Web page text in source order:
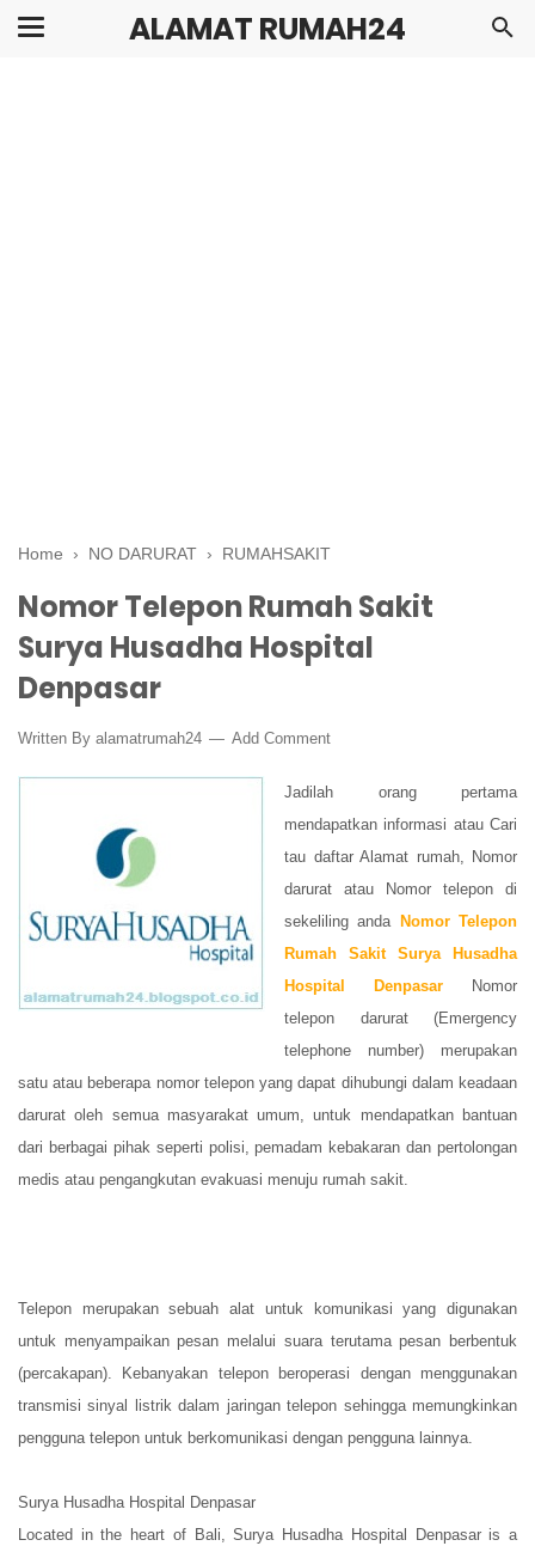
ALAMAT RUMAH24
Home › NO DARURAT › RUMAHSAKIT
Nomor Telepon Rumah Sakit
Surya Husadha Hospital
Denpasar
Written By alamatrumah24 Add Comment
Jadilah orang pertama
mendapatkan informasi atau Cari
tau daftar Alamat rumah, Nomor
darurat atau Nomor telepon di
sekeliling anda
Nomor Telepon
Rumah Sakit Surya Husadha
Hospital Denpasar Nomor
telepon darurat (Emergency
telephone number) merupakan
satu atau beberapa nomor telepon yang dapat dihubungi dalam keadaan
darurat oleh semua masyarakat umum, untuk mendapatkan bantuan
dari berbagai pihak seperti polisi, pemadam kebakaran dan pertolongan
medis atau pengangkutan evakuasi menuju rumah sakit.
Telepon merupakan sebuah alat untuk komunikasi yang digunakan
untuk menyampaikan pesan melalui suara terutama pesan berbentuk
(percakapan). Kebanyakan telepon beroperasi dengan menggunakan
transmisi sinyal listrik dalam jaringan telepon sehingga memungkinkan
pengguna telepon untuk berkomunikasi dengan pengguna lainnya.
Surya Husadha Hospital Denpasar
Located in the heart of Bali, Surya Husadha Hospital Denpasar is a